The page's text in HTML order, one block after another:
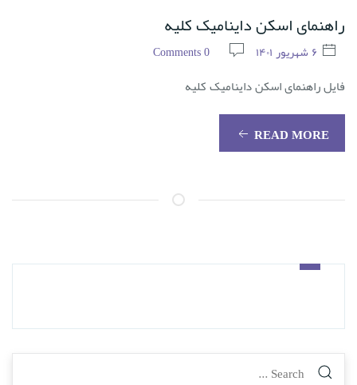
راهنمای اسکن داینامیک کلیه
۶ شهریور ۱۴۰۱ 0 Comments
فایل راهنمای اسکن داینامیک کلیه
READ MORE